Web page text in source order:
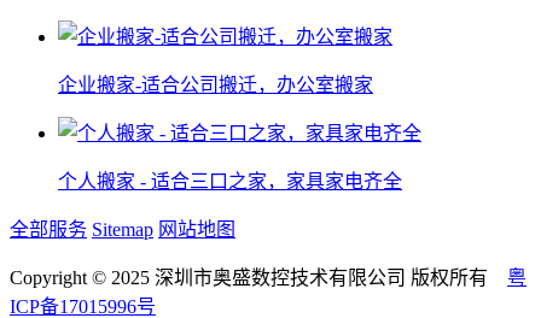
企业搬家-适合公司搬迁，办公室搬家
个人搬家 - 适合三口之家，家具家电齐全
全部服务 Sitemap 网站地图
Copyright © 2025 深圳市奥盛数控技术有限公司 版权所有 粤
ICP备17015996号